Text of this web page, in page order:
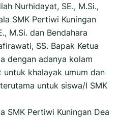
Nurhidayat, SE., M.Si.,
SMK Pertiwi Kuningan
M.Si. dan Bendahara
SS. Bapak Ketua
dengan adanya kolam
khalayak umum dan
untuk siswa/I SMK
SMK Pertiwi Kuningan Dea